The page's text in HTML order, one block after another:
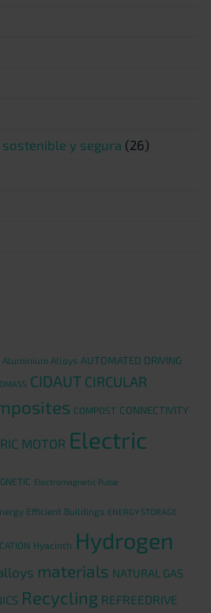
y segura (26)
Aluminium Alloys AUTOMATED DRIVING
CIDAUT CIRCULAR
COMPOST CONNECTIVITY
MOTOR Electric
Electromagnetic Pulse
Efficient Buildings ENERGY STORAGE
Hyacinth Hydrogen
materials NATURAL GAS
Recycling REFREEDRIVE